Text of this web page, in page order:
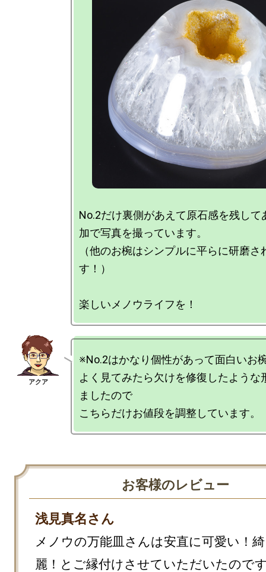
No.2だけ裏側があえて原石感を残して
加で写真を撮っています。
（他のお椀はシンプルに平らに研磨さ
す！）
※No.2はかなり個性があって面白いお
よく見てみたら欠けを修復したような
ましたので
お客様のレビュー
浅見真名さん
メノウの万能皿さんは安直に可愛い！綺
麗！とご縁付けさせていただいたので